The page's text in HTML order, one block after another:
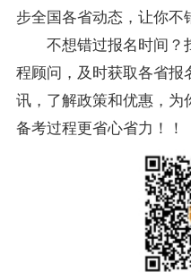
步全国各省动态，让你不
不想错过报名时间？
程顾问，及时获取各省
讯，了解政策和优惠，
备考过程更省心省力！！